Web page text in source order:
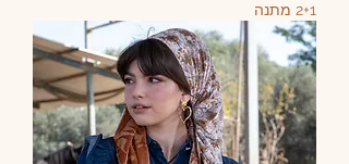
2+1 מתנה